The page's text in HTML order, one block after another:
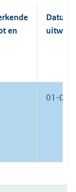
en
Datum
01-01-